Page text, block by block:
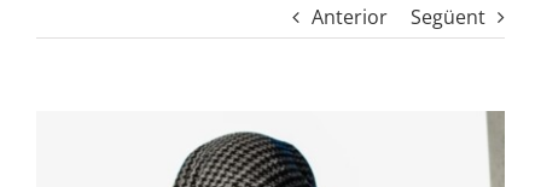
Botiga Solidària
Anterior Següent